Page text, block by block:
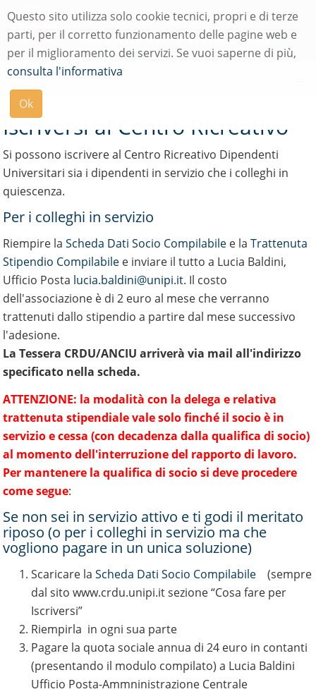
Questo sito utilizza solo cookie tecnici, propri e di terze
parti, per il corretto funzionamento delle pagine web e
per il miglioramento dei servizi. Se vuoi saperne di più,
consulta l'informativa
Ok
Menu
di
navigazione
Modulo
ricerca
su
uniPi
Iscriversi al Centro Ricreativo
Si possono iscrivere al Centro Ricreativo Dipendenti
Universitari sia i dipendenti in servizio che i colleghi in
quiescenza.
Per i colleghi in servizio
Riempire la Scheda Dati Socio Compilabile e la Trattenuta
Stipendio Compilabile e inviare il tutto a Lucia Baldini,
Ufficio Posta lucia.baldini@unipi.it. Il costo
dell'associazione è di 2 euro al mese che verranno
trattenuti dallo stipendio a partire dal mese successivo
l'adesione.
La Tessera CRDU/ANCIU arriverà via mail all'indirizzo
specificato nella scheda.
ATTENZIONE: la modalità con la delega e relativa
trattenuta stipendiale vale solo finché il socio è in
servizio e cessa (con decadenza dalla qualifica di socio)
al momento dell'interruzione del rapporto di lavoro.
Per mantenere la qualifica di socio si deve procedere
come segue:
Se non sei in servizio attivo e ti godi il meritato
riposo (o per i colleghi in servizio ma che
vogliono pagare in un unica soluzione)
Scaricare la Scheda Dati Socio Compilabile (sempre
dal sito www.crdu.unipi.it sezione “Cosa fare per
Iscriversi”
Riempirla in ogni sua parte
Pagare la quota sociale annua di 24 euro in contanti
(presentando il modulo compilato) a Lucia Baldini
Ufficio Posta-Ammninistrazione Centrale